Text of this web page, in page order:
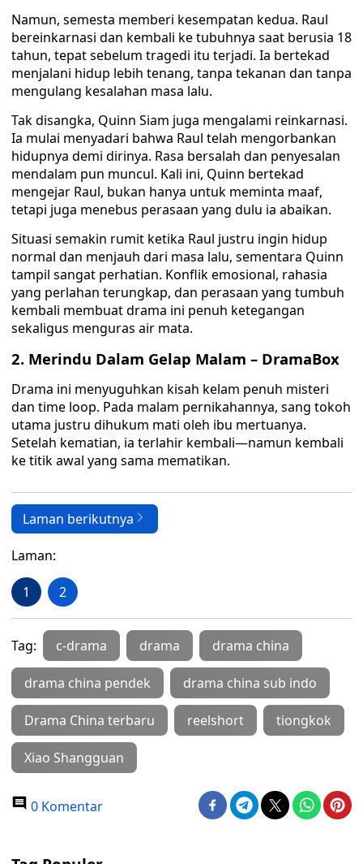
Namun, semesta memberi kesempatan kedua. Raul
bereinkarnasi dan kembali ke tubuhnya saat berusia 18
tahun, tepat sebelum tragedi itu terjadi. Ia bertekad
menjalani hidup lebih tenang, tanpa tekanan dan tanpa
mengulang kesalahan masa lalu.
Tak disangka, Quinn Siam juga mengalami reinkarnasi.
Ia mulai menyadari bahwa Raul telah mengorbankan
hidupnya demi dirinya. Rasa bersalah dan penyesalan
mendalam pun muncul. Kali ini, Quinn bertekad
mengejar Raul, bukan hanya untuk meminta maaf,
tetapi juga menebus perasaan yang dulu ia abaikan.
Situasi semakin rumit ketika Raul justru ingin hidup
normal dan menjauh dari masa lalu, sementara Quinn
tampil sangat perhatian. Konflik emosional, rahasia
yang perlahan terungkap, dan perasaan yang tumbuh
kembali membuat drama ini penuh ketegangan
sekaligus menguras air mata.
2. Merindu Dalam Gelap Malam – DramaBox
Drama ini menyuguhkan kisah kelam penuh misteri
dan time loop. Pada malam pernikahannya, sang tokoh
utama justru dihukum mati oleh ibu mertuanya.
Setelah kematian, ia terlahir kembali—namun kembali
ke titik awal yang sama mematikan.
Laman berikutnya
Laman:
1 2
Tag: c-drama drama drama china
drama china pendek drama china sub indo
Drama China terbaru reelshort tiongkok
Xiao Shangguan
0 Komentar